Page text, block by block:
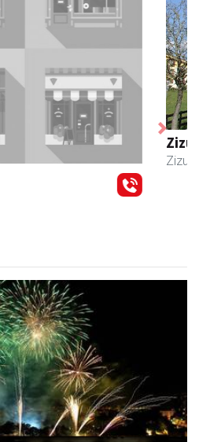
Next
bereziak, Donostiako Aste
gozatu ahal izateko